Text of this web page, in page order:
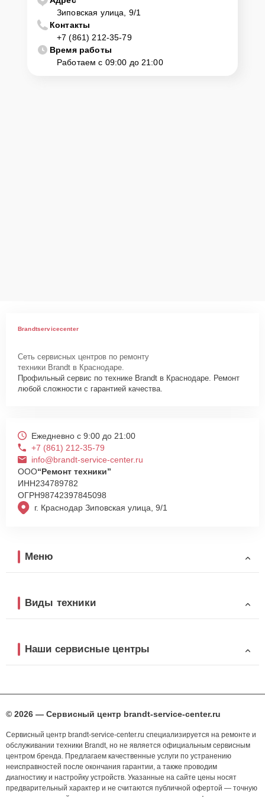
Зиповская улица, 9/1
Контакты
+7 (861) 212-35-79
Время работы
Работаем с 09:00 до 21:00
Brandtservicecenter
Сеть сервисных центров по ремонту
техники Brandt в Краснодаре.
Профильный сервис по технике Brandt в Краснодаре. Ремонт
любой сложности с гарантией качества.
г. Краснодар Зиповская улица, 9/1
Ежедневно с 9:00 до 21:00
+7 (861) 212-35-79
info@brandt-service-center.ru
ООО“Ремонт техники”
ИНН234789782
ОГРН98742397845098
Меню
Виды техники
Наши сервисные центры
© 2026 — Сервисный центр brandt-service-center.ru
Сервисный центр brandt-service-center.ru специализируется на ремонте и
обслуживании техники Brandt, но не является официальным сервисным
центром бренда. Предлагаем качественные услуги по устранению
неисправностей после окончания гарантии, а также проводим
диагностику и настройку устройств. Указанные на сайте цены носят
предварительный характер и не считаются публичной офертой — точную